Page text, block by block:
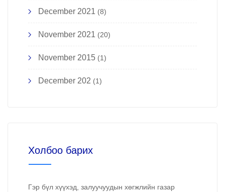
December 2021 (8)
November 2021 (20)
November 2015 (1)
December 202 (1)
Холбоо барих
Гэр бүл хүүхэд, залуучуудын хөгжлийн газар